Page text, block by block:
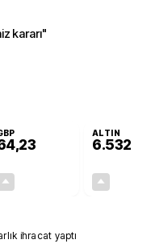
kararı"
ALTIN
6.532
ihracat yaptı